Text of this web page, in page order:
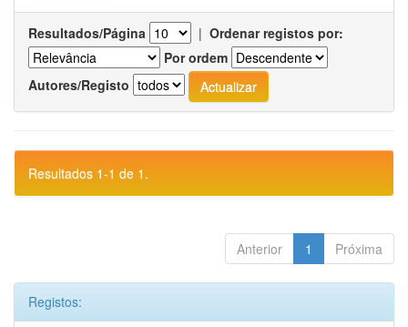
Resultados/Página | Ordenar registos por:
Por ordem
Autores/Registo
Resultados 1-1 de 1.
Anterior 1 Próxima
Registos: